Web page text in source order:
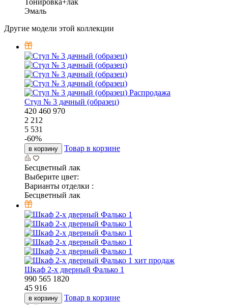
Тонировка+лак
Эмаль
Другие модели этой коллекции
Распродажа
Стул № 3 дачный (образец)
420 460 970
2 212
5 531
-60%
в корзину Товар в корзине
Бесцветный лак
Выберите цвет:
Варианты отделки :
Бесцветный лак
хит продаж
Шкаф 2-х дверный Фалько 1
990 565 1820
45 916
в корзину Товар в корзине